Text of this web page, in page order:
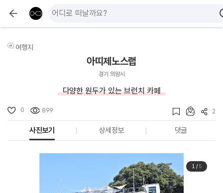
여행지
아띠제노스랩
경기 의왕시
다양한 원두가 있는 브런치 카페
0 899 2
사진보기 상세정보 댓글
1/ 5